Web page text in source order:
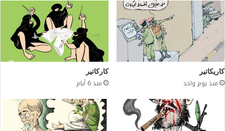
كاريكاتير
منذ يوم واحد
كاركاتير
منذ 6 أيام